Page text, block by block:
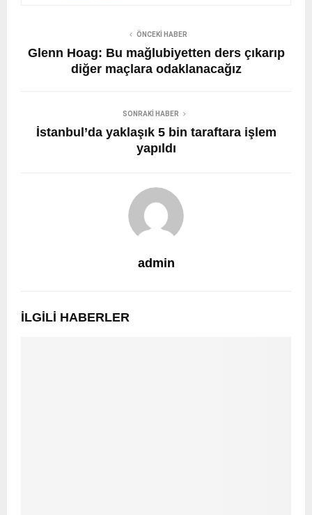
ÖNCEKI HABER
Glenn Hoag: Bu mağlubiyetten ders çıkarıp
diğer maçlara odaklanacağız
SONRAKI HABER
İstanbul’da yaklaşık 5 bin taraftara işlem
yapıldı
admin
İLGILI HABERLER